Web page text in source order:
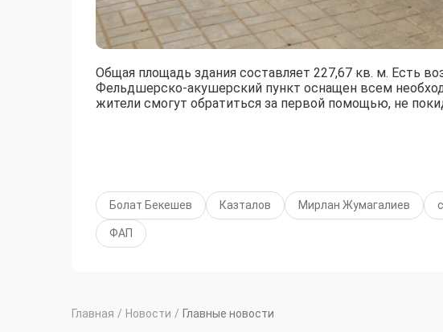
Общая площадь здания составляет 227,67 кв. м. Есть
Фельдшерско-акушерский пункт оснащен всем
жители смогут обратиться за первой помощью, не
Болат Бекешев Казталов Мирлан Жумагалиев
ФАП
Главная / Новости / Главные новости